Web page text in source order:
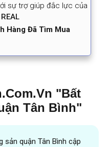
sự trợ giúp đắc lực của
Hàng Đã Tìm Mua
"Bất
Tân Bình"
sản quận Tân Bình cập